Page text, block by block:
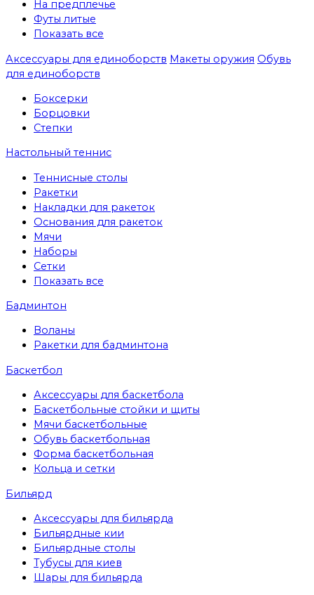
На предплечье
Футы литые
Показать все
Аксессуары для единоборств Макеты оружия Обувь
для единоборств
Боксерки
Борцовки
Степки
Настольный теннис
Теннисные столы
Ракетки
Накладки для ракеток
Основания для ракеток
Мячи
Наборы
Сетки
Показать все
Бадминтон
Воланы
Ракетки для бадминтона
Баскетбол
Аксессуары для баскетбола
Баскетбольные стойки и щиты
Мячи баскетбольные
Обувь баскетбольная
Форма баскетбольная
Кольца и сетки
Бильярд
Аксессуары для бильярда
Бильярдные кии
Бильярдные столы
Тубусы для киев
Шары для бильярда